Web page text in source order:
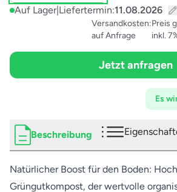
Auf Lager|Liefertermin:
Versandkosten:
auf Anfrage
Preis
inkl.
Jetzt anfragen
Es
Beschreibung
Natürlicher Boost für den Boden:
Grüngutkompost, der wertvolle